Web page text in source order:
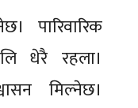
पारिवारिक
धेरै रहला।
मिल्नेछ।